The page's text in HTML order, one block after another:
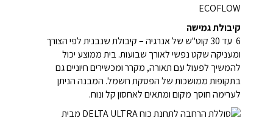
קיבולת גמישה
6 עד 30 קוט"ש של אנרגיה – קיבולת שנבנית לפי הצורך
ומעניקה שקט נפשי לאורך שבועות. בית ממוצע יכול
להמשיך לפעול עם תאורה, מקרר ומכשירים חיוניים גם
בתקופות ממושכות של הפסקת חשמל. המבנה הניתן
לערימה חוסך מקום ומתאים לאחסון קל ונוח.